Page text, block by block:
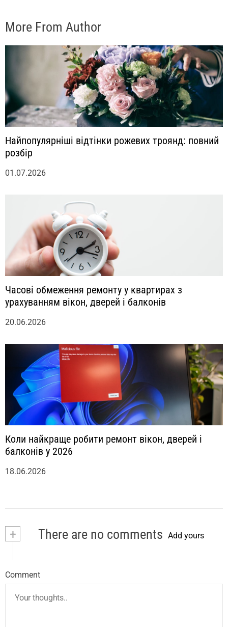
More From Author
Найпопулярніші відтінки рожевих троянд: повний
розбір
01.07.2026
Часові обмеження ремонту у квартирах з
урахуванням вікон, дверей і балконів
20.06.2026
Коли найкраще робити ремонт вікон, дверей і
балконів у 2026
18.06.2026
+ There are no comments Add yours
Comment